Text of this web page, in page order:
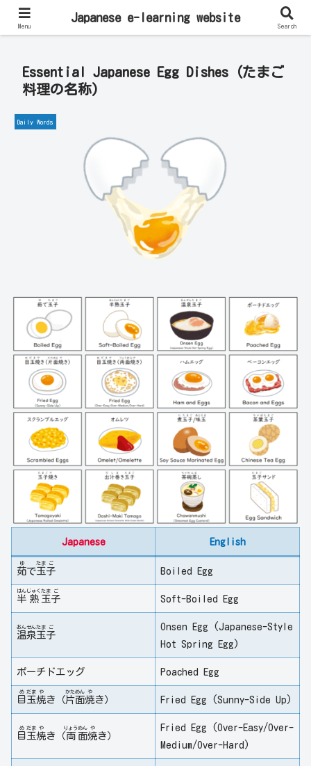
Learn Japanese Online | Private Lessons with Native Japanese Teachers!
Essential Japanese Egg Dishes (たまご
料理の名称)
Daily Words
Japanese English
茹
ゆ
で玉
たま
子
ご
Boiled Egg
半
はん
熟
じゅく
玉
たま
子
ご
Soft-Boiled Egg
温
おん
泉
せん
玉
たま
子
ご
Onsen Egg (Japanese-Style
Hot Spring Egg)
ポーチドエッグ Poached Egg
目
め
玉
だま
焼
や
き（片
かた
面
めん
焼
や
き） Fried Egg (Sunny-Side Up)
目
め
玉
だま
焼
や
き（両
りょう
面
めん
焼
や
き）
Fried Egg (Over-Easy/Over-
Medium/Over-Hard)
Menu
Japanese e-learning website
Search